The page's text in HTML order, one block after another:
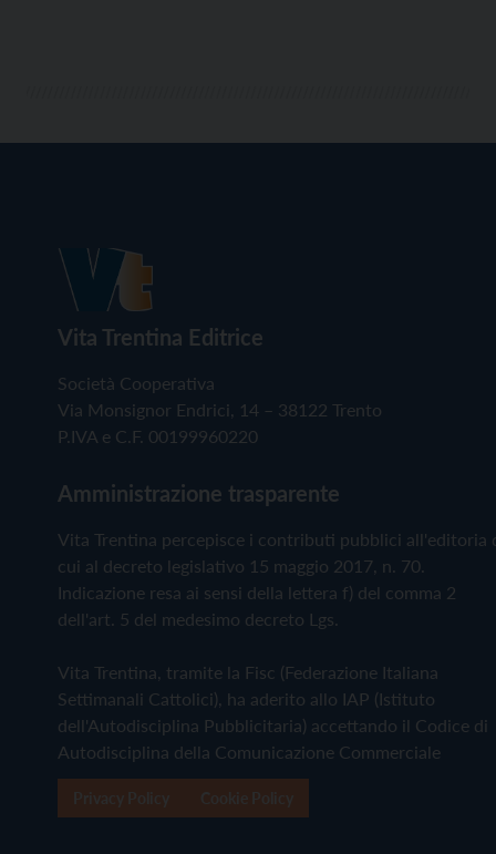
Vita Trentina Editrice
Società Cooperativa
Via Monsignor Endrici, 14 – 38122 Trento
P.IVA e C.F. 00199960220
Amministrazione trasparente
Vita Trentina percepisce i contributi pubblici all'editoria
cui al decreto legislativo 15 maggio 2017, n. 70.
Indicazione resa ai sensi della lettera f) del comma 2
dell'art. 5 del medesimo decreto Lgs.
Vita Trentina, tramite la Fisc (Federazione Italiana
Settimanali Cattolici), ha aderito allo IAP (Istituto
dell'Autodisciplina Pubblicitaria) accettando il Codice di
Autodisciplina della Comunicazione Commerciale